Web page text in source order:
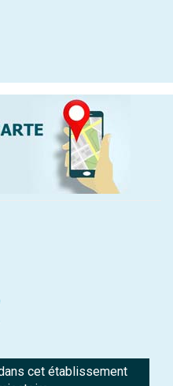
cet établissement